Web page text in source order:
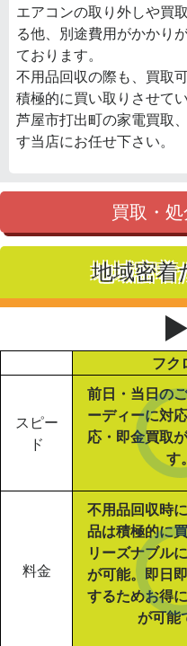
エアコンの取り外しや買
る他、別途費用がかかり
ております。
不用品回収の際も、買取
積極的に買い取りさせて
芦屋市打出町の家電買取
す当店にお任せ下さい。
買取・
地域密着
フク
スピー
ド
前日・当日の
ーディーに対
応・即金買取
す。
料金
不用品回収時
品は積極的に
リーズナブル
が可能。即日
するためお得
が可能